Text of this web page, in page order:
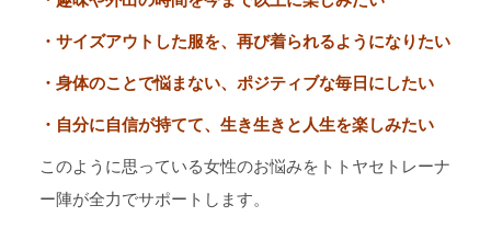
・サイズアウトした服を、再び着られるようになりたい
・身体のことで悩まない、ポジティブな毎日にしたい
・自分に自信が持てて、生き生きと人生を楽しみたい
このように思っている女性のお悩みをトトヤセトレーナ
ー陣が全力でサポートします。